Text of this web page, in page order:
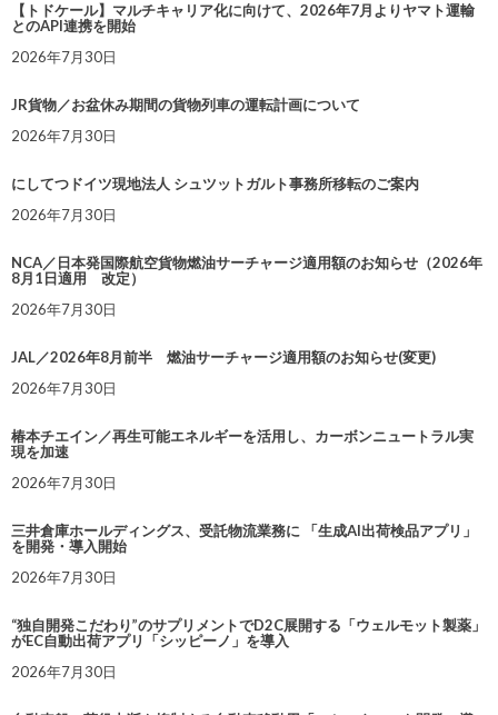
【トドケール】マルチキャリア化に向けて、2026年7月よりヤマト運輸
とのAPI連携を開始
2026年7月30日
JR貨物／お盆休み期間の貨物列車の運転計画について
2026年7月30日
にしてつドイツ現地法人 シュツットガルト事務所移転のご案内
2026年7月30日
NCA／日本発国際航空貨物燃油サーチャージ適用額のお知らせ（2026年
8月1日適用 改定）
2026年7月30日
JAL／2026年8月前半 燃油サーチャージ適用額のお知らせ(変更)
2026年7月30日
椿本チエイン／再生可能エネルギーを活用し、カーボンニュートラル実
現を加速
2026年7月30日
三井倉庫ホールディングス、受託物流業務に 「生成AI出荷検品アプリ」
を開発・導入開始
2026年7月30日
“独自開発こだわり”のサプリメントでD2C展開する「ウェルモット製薬」
がEC自動出荷アプリ「シッピーノ」を導入
2026年7月30日